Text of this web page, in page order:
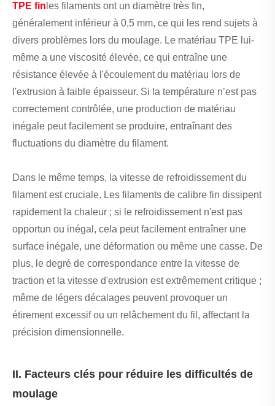
TPE fin les filaments ont un diamètre très fin,
généralement inférieur à 0,5 mm, ce qui les rend sujets à
divers problèmes lors du moulage. Le matériau TPE lui-
même a une viscosité élevée, ce qui entraîne une
résistance élevée à l'écoulement du matériau lors de
l'extrusion à faible épaisseur. Si la température n’est pas
correctement contrôlée, une production de matériau
inégale peut facilement se produire, entraînant des
fluctuations du diamètre du filament.
Dans le même temps, la vitesse de refroidissement du
filament est cruciale. Les filaments de calibre fin dissipent
rapidement la chaleur ; si le refroidissement n'est pas
opportun ou inégal, cela peut facilement entraîner une
surface inégale, une déformation ou même une casse. De
plus, le degré de correspondance entre la vitesse de
traction et la vitesse d'extrusion est extrêmement critique ;
même de légers décalages peuvent provoquer un
étirement excessif ou un relâchement du fil, affectant la
précision dimensionnelle.
II. Facteurs clés pour réduire les difficultés de
moulage